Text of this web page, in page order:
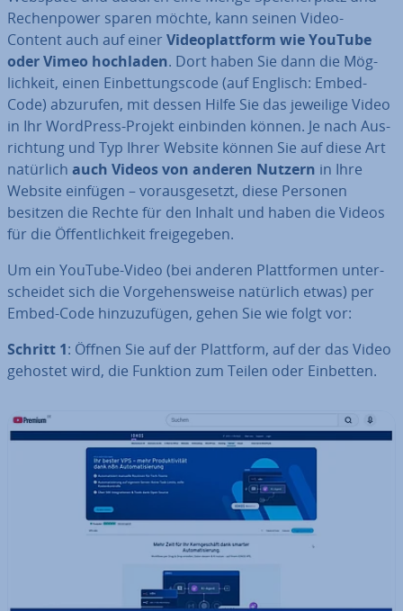
Re­chen­power sparen möchte, kann seinen Video-
Content auch auf einer Vi­deo­platt­form wie YouTube
oder Vimeo hochladen. Dort haben Sie dann die Mög­
lich­keit, einen Ein­bet­tungs­code (auf Englisch: Embed-
Code) abzurufen, mit dessen Hilfe Sie das jeweilige Video
in Ihr WordPress-Projekt einbinden können. Je nach Aus­
rich­tung und Typ Ihrer Website können Sie auf diese Art
natürlich auch Videos von anderen Nutzern in Ihre
Website einfügen – vor­aus­ge­setzt, diese Personen
besitzen die Rechte für den Inhalt und haben die Videos
für die Öf­fent­lich­keit frei­ge­ge­ben.
Um ein YouTube-Video (bei anderen Platt­for­men un­ter­
schei­det sich die Vor­ge­hens­wei­se natürlich etwas) per
Embed-Code hin­zu­zu­fü­gen, gehen Sie wie folgt vor:
Schritt 1: Öffnen Sie auf der Plattform, auf der das Video
gehostet wird, die Funktion zum Teilen oder Einbetten.